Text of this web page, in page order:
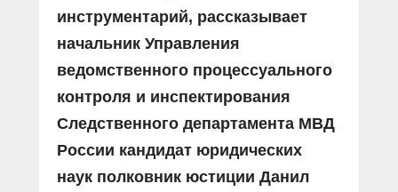
инструментарий, рассказывает
начальник Управления
ведомственного процессуального
контроля и инспектирования
Следственного департамента МВД
России кандидат юридических
наук полковник юстиции Данил